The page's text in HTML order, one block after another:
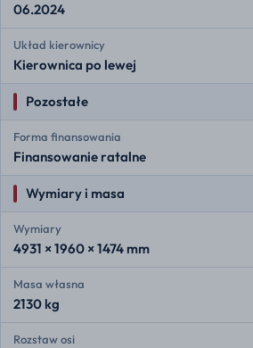
06.2024
Układ kierownicy
Kierownica po lewej
Pozostałe
Forma finansowania
Finansowanie ratalne
Wymiary i masa
Wymiary
4931 × 1960 × 1474 mm
Masa własna
2130 kg
Rozstaw osi